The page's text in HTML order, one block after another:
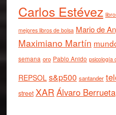
Carlos Estévez
mejores libros de bolsa Mario de
Maximiano Martín
semana oro Pablo Anido psicología
REPSOL s&p500 santander
street XAR Álvaro Berrueta